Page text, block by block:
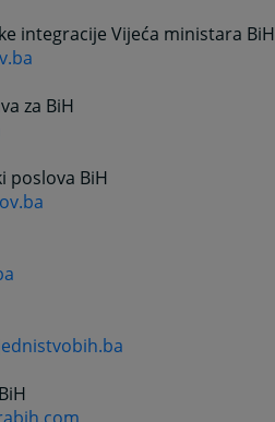
integracije Vijeća ministara BiH
za BiH
poslova BiH